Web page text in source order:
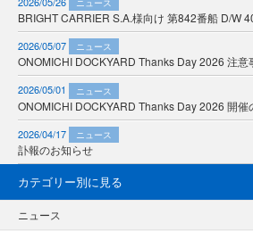
ニュース
BRIGHT CARRIER S.A.様向け 第842番船 D/W
2026/05/07 ニュース
ONOMICHI DOCKYARD Thanks Day 2026 注意
2026/05/01 ニュース
ONOMICHI DOCKYARD Thanks Day 2026 開催
2026/04/17 ニュース
訃報のお知らせ
カテゴリー別に見る
ニュース